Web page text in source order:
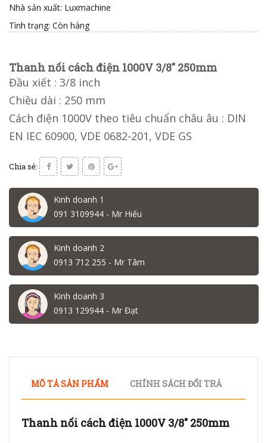
Nhà sản xuất: Luxmachine
Tình trạng: Còn hàng
Thanh nối cách điện 1000V 3/8" 250mm
Đầu xiết : 3/8 inch
Chiều dài : 250 mm
Cách điện 1000V theo tiêu chuẩn châu âu : DIN
EN IEC 60900, VDE 0682-201, VDE GS
Chia sẻ:
Kinh doanh 1
091 3109944 - Mr Hiếu
Kinh doanh 2
0913 712 255 - Mr Tâm
Kinh doanh 3
0913 129944 - Mr Đạt
MÔ TẢ SẢN PHẨM CHÍNH SÁCH ĐỔI TRẢ
Thanh nối cách điện 1000V 3/8" 250mm